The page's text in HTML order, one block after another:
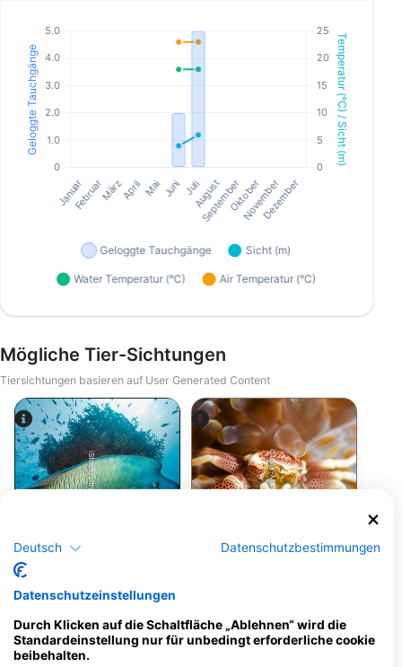
Mögliche Tier-Sichtungen
Tiersichtungen basieren auf User Generated Content
iStock/ultramarinfoto
Lippfisch
7Sichtungen
iStock-Michael Zeigler
Krabbe
Deutsch Datenschutzbestimmungen
Datenschutzeinstellungen
Durch Klicken auf die Schaltfläche „Ablehnen“ wird die
Standardeinstellung nur für unbedingt erforderliche cookie
beibehalten.